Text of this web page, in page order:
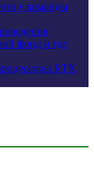
у команды
фонд и где
RTX